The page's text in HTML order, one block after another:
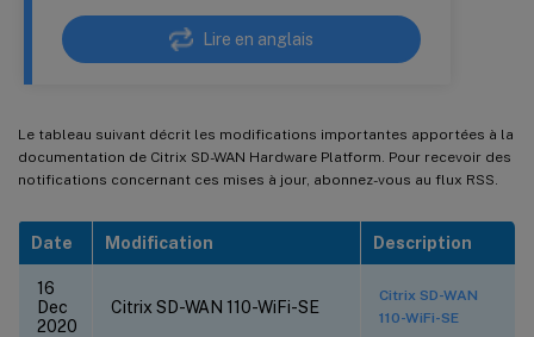
Lire en anglais
Le tableau suivant décrit les modifications importantes apportées à la
documentation de Citrix SD-WAN Hardware Platform. Pour recevoir des
notifications concernant ces mises à jour, abonnez-vous au flux RSS.
Date Modification Description
16
Dec
2020
Citrix SD-WAN 110-WiFi-SE
Citrix SD-WAN
110-WiFi-SE